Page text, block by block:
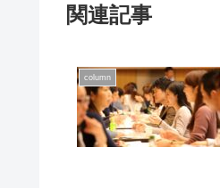
関連記事
column